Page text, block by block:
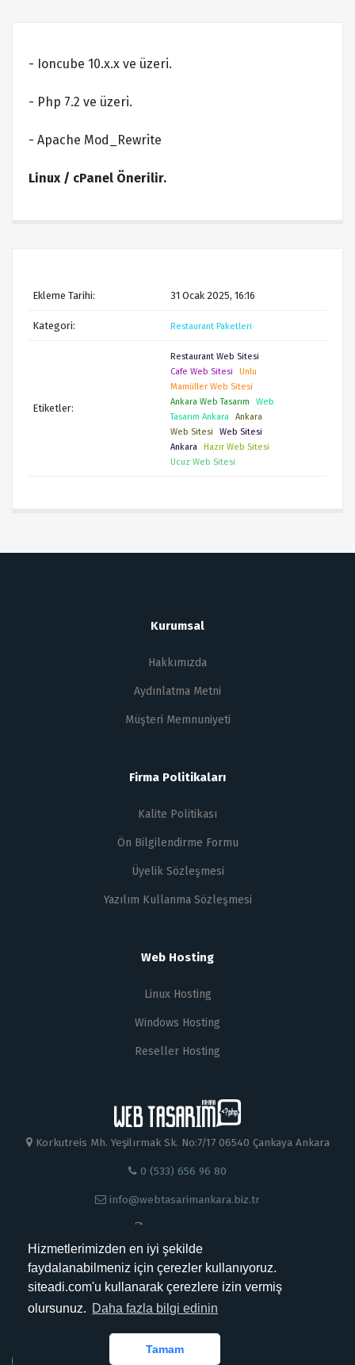
Hizmetlerimizden en iyi şekilde
faydalanabilmeniz için çerezler kullanıyoruz.
siteadi.com'u kullanarak çerezlere izin vermiş
olursunuz. Daha fazla bilgi edinin
Tamam
- Ioncube 10.x.x ve üzeri.
- Php 7.2 ve üzeri.
- Apache Mod_Rewrite
Linux / cPanel Önerilir.
Ekleme Tarihi: 31 Ocak 2025, 16:16
Kategori: Restaurant Paketleri
Etiketler:
Restaurant Web Sitesi
Cafe Web Sitesi
Unlu
Mamüller Web Sitesi
Ankara Web Tasarım
Web
Tasarım Ankara
Ankara
Web Sitesi
Web Sitesi
Ankara
Hazır Web Sitesi
Ucuz Web Sitesi
Kurumsal
Hakkımızda
Aydınlatma Metni
Müşteri Memnuniyeti
Firma Politikaları
Kalite Politikası
Ön Bilgilendirme Formu
Üyelik Sözleşmesi
Yazılım Kullanma Sözleşmesi
Web Hosting
Linux Hosting
Windows Hosting
Reseller Hosting
Korkutreis Mh. Yeşilırmak Sk. No:7/17 06540 Çankaya Ankara
0 (533) 656 96 80
info@webtasarimankara.biz.tr
Kabul Ettiğimiz Ödemeler